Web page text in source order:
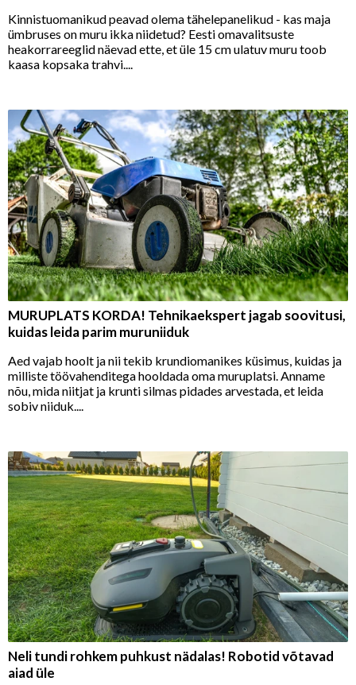
Kinnistuomanikud peavad olema tähelepanelikud - kas maja
ümbruses on muru ikka niidetud? Eesti omavalitsuste
heakorrareeglid näevad ette, et üle 15 cm ulatuv muru toob
kaasa kopsaka trahvi....
MURUPLATS KORDA! Tehnikaekspert jagab soovitusi,
kuidas leida parim muruniiduk
Aed vajab hoolt ja nii tekib krundiomanikes küsimus, kuidas ja
milliste töövahenditega hooldada oma muruplatsi. Anname
nõu, mida niitjat ja krunti silmas pidades arvestada, et leida
sobiv niiduk....
Neli tundi rohkem puhkust nädalas! Robotid võtavad
aiad üle